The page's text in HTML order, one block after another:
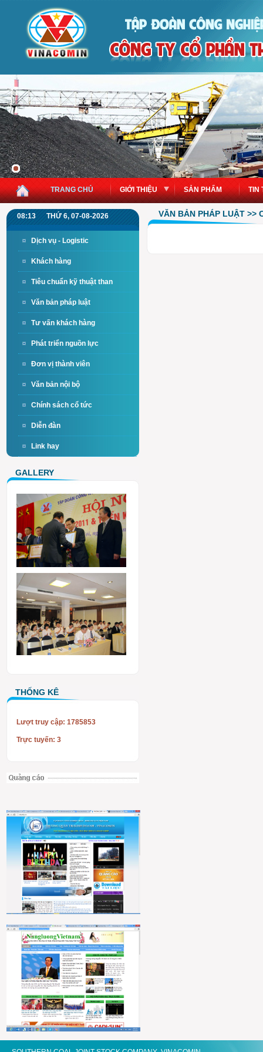
TRANG CHỦ GIỚI THIỆU SẢN PHẨM TIN
08:13 THỨ 6, 07-08-2026
Dịch vụ - Logistic
Khách hàng
Tiêu chuẩn kỹ thuật than
Văn bản pháp luật
Tư vấn khách hàng
Phát triển nguồn lực
Đơn vị thành viên
Văn bản nội bộ
Chính sách cổ tức
Diễn đàn
Link hay
GALLERY
THỐNG KÊ
Lượt truy cập: 1785853
Trực tuyến: 3
VĂN BẢN PHÁP LUẬT >>